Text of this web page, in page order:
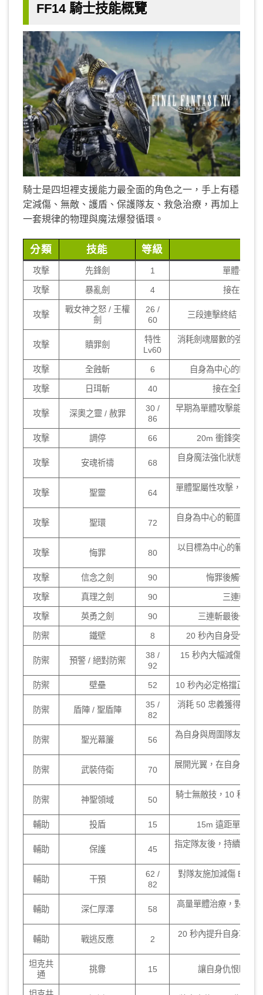
FF14 騎士技能概覽
騎士是四坦裡支援能力最全面的角色之一，手上有穩
定減傷、無敵、護盾、保護隊友、救急治療，再加上
一套規律的物理與魔法爆發循環。
分類 技能 等級
攻擊 先鋒劍 1 單體一段
攻擊 暴亂劍 4 接在先鋒
攻擊
戰女神之怒 / 王權
劍
26 /
60
三段連擊終結，60
攻擊 贖罪劍
特性
Lv60
消耗劍魂層數的強力單
攻擊 全蝕斬 6 自身為中心的範圍
攻擊 日珥斬 40 接在全蝕斬
攻擊 深奧之靈 / 赦罪
30 /
86
早期為單體攻擊能力技
攻擊 調停 66 20m 衝鋒突進技
攻擊 安魂祈禱 68
自身魔法強化狀態，
攻擊 聖靈 64
單體聖屬性攻擊，消耗
攻擊 聖環 72
自身為中心的範圍聖魔
攻擊 悔罪 80
以目標為中心的範圍聖
攻擊 信念之劍 90 悔罪後觸發的
攻擊 真理之劍 90 三連斬第
攻擊 英勇之劍 90 三連斬最後一擊
防禦 鐵壁 8 20 秒內自身受傷減
防禦 預警 / 絕對防禦
38 /
92
15 秒內大幅減傷，基
防禦 壁壘 52 10 秒內必定格擋正面
防禦 盾陣 / 聖盾陣
35 /
82
消耗 50 忠義獲得短時
防禦 聖光幕簾 56
為自身與周圍隊友展開
防禦 武裝侍衛 70
展開光翼，在自身背後
防禦 神聖領域 50
騎士無敵技，10 秒內
輔助 投盾 15 15m 遠距單體攻
輔助 保護 45
指定隊友後，持續時間
輔助 干預
62 /
82
對隊友施加減傷 Buff
輔助 深仁厚澤 58
高量單體治療，對他人
輔助 戰逃反應 2
20 秒內提升自身攻擊
坦克共
通
挑釁 15 讓自身仇恨瞬間